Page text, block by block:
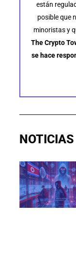
están
posible que
minoristas y
The Crypto
se hace